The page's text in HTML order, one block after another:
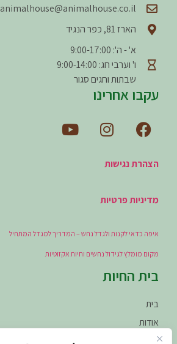
animalhouse@animalhouse.co.il
הארז 81, כפר הנגיד
א' - ה': 9:00-17:00
ו' וערבי חג: 9:00-14:00
שבתות וחגים סגור
עקבו אחרינו
הצהרת נגישות
מדיניות פרטיות
איפה כדאי לקנות ולגדל נחש – המדריך למגדל המתחיל
מקום מומלץ לגידול נחשים וחיות אקזוטיות
בית החיות
בית
אודות
הקמת פינות חי (מרחבים זואולוגיים)